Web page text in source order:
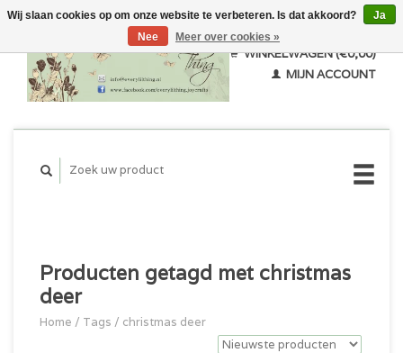
WINKELWAGEN (€0,00)
MIJN ACCOUNT
Producten getagd met christmas
deer
Home / Tags / christmas deer
Wij slaan cookies op om onze website te verbeteren. Is dat akkoord?
Ja
Nee
Meer over cookies »